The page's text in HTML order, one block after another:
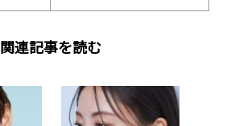
関連記事を読む